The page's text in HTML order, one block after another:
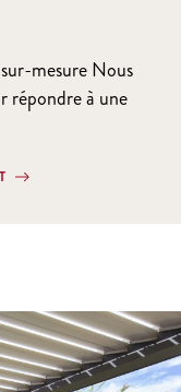
mesure Nous
répondre à une